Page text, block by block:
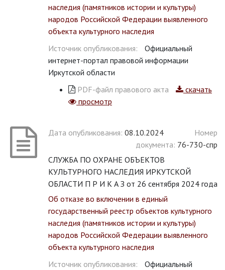
наследия (памятников истории и культуры)
народов Российской Федерации выявленного
объекта культурного наследия
Источник опубликования:
Официальный
интернет-портал правовой информации
Иркутской области
PDF-файл правового акта
скачать
просмотр
Дата опубликования: 08.10.2024
Номер
документа: 76-730-спр
СЛУЖБА ПО ОХРАНЕ ОБЪЕКТОВ
КУЛЬТУРНОГО НАСЛЕДИЯ ИРКУТСКОЙ
ОБЛАСТИ П Р И К А З от 26 сентября 2024 года
Об отказе во включении в единый
государственный реестр объектов культурного
наследия (памятников истории и культуры)
народов Российской Федерации выявленного
объекта культурного наследия
Источник опубликования:
Официальный